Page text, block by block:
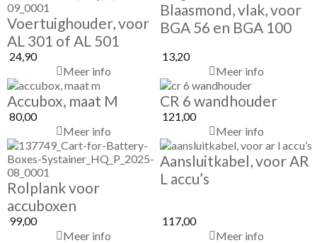
Voertuighouder, voor
AL 301 of AL 501
24,90
Meer info
Blaasmond, vlak, voor
BGA 56 en BGA 100
13,20
Meer info
Accubox, maat M
80,00
Meer info
CR 6 wandhouder
121,00
Meer info
Rolplank voor
accuboxen
99,00
Meer info
Aansluitkabel, voor AR
L accu’s
117,00
Meer info